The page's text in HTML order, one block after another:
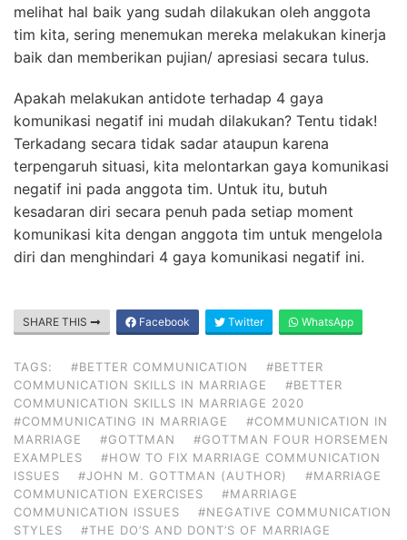
melihat hal baik yang sudah dilakukan oleh anggota
tim kita, sering menemukan mereka melakukan kinerja
baik dan memberikan pujian/ apresiasi secara tulus.
Apakah melakukan antidote terhadap 4 gaya
komunikasi negatif ini mudah dilakukan? Tentu tidak!
Terkadang secara tidak sadar ataupun karena
terpengaruh situasi, kita melontarkan gaya komunikasi
negatif ini pada anggota tim. Untuk itu, butuh
kesadaran diri secara penuh pada setiap moment
komunikasi kita dengan anggota tim untuk mengelola
diri dan menghindari 4 gaya komunikasi negatif ini.
SHARE THIS Facebook Twitter WhatsApp
TAGS: #BETTER COMMUNICATION
#BETTER
COMMUNICATION SKILLS IN MARRIAGE
#BETTER
COMMUNICATION SKILLS IN MARRIAGE 2020
#COMMUNICATING IN MARRIAGE
#COMMUNICATION IN
MARRIAGE
#GOTTMAN
#GOTTMAN FOUR HORSEMEN
EXAMPLES
#HOW TO FIX MARRIAGE COMMUNICATION
ISSUES
#JOHN M. GOTTMAN (AUTHOR)
#MARRIAGE
COMMUNICATION EXERCISES
#MARRIAGE
COMMUNICATION ISSUES
#NEGATIVE COMMUNICATION
STYLES
#THE DO’S AND DONT’S OF MARRIAGE